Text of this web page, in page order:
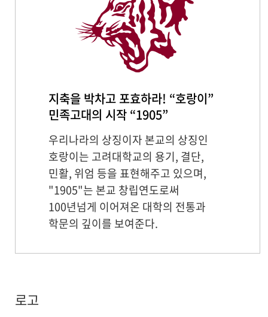
지축을 박차고 포효하라! “호랑이”
민족고대의 시작 “1905”
우리나라의 상징이자 본교의 상징인
호랑이는 고려대학교의 용기, 결단,
민활, 위엄 등을 표현해주고 있으며,
"1905"는 본교 창립연도로써
100년넘게 이어져온 대학의 전통과
학문의 깊이를 보여준다.
로고